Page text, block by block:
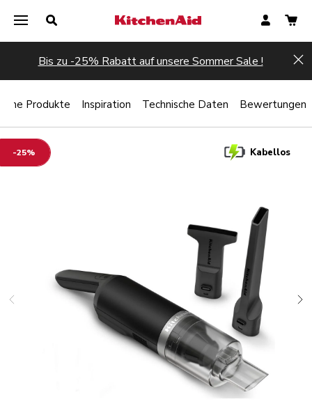
Bis zu -25% Rabatt auf unsere Sommer Sale !
-25% Kabellos
Produkte Inspiration Technische Daten Bewertungen